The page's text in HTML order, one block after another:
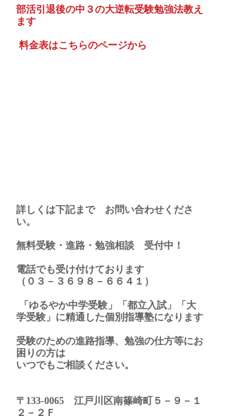
部活引退後の中３の大逆転受験勉強法教え
ます
料金表はこちらのページから
詳しくは下記まで　お問い合わせくださ
い。
無料受験・進路・勉強相談　受付中！
電話でも受け付けております
（０３－３６９８－６６４１）
学受験」に精通した個別指導塾になります
受験のための進路指導、勉強の仕方等にお
困りの方は
いつでもご相談ください。
〒133-0065　江戸川区南篠崎町５－９－１
２－２Ｆ